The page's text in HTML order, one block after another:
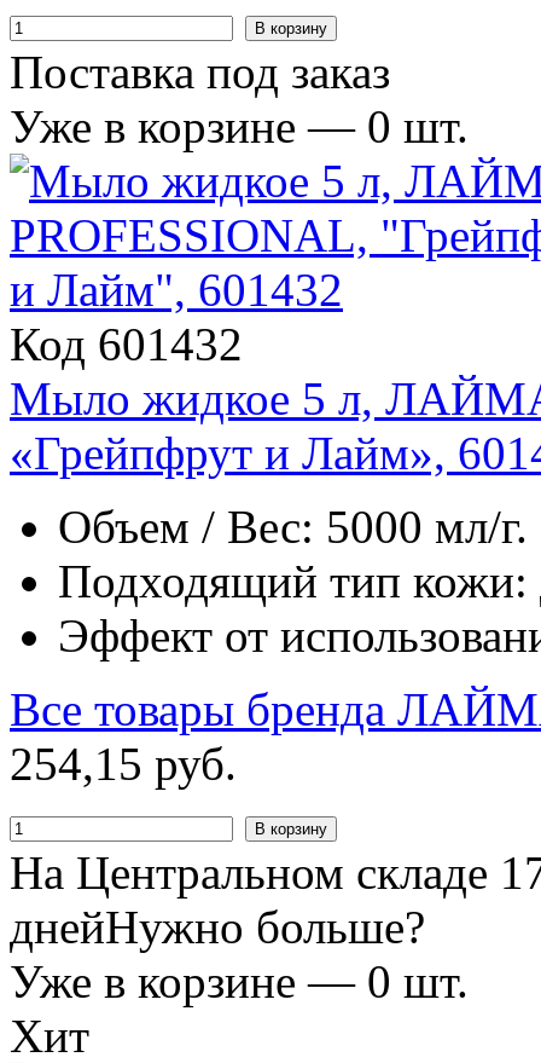
В корзину
Поставка под заказ
Уже в корзине — 0 шт.
Код 601432
Мыло жидкое 5 л,
«Грейпфрут и Лайм»,
Объем / Вес: 5000 мл/г.
Подходящий тип кожи:
Эффект от
Все товары бренда
254,15 руб.
В корзину
На Центральном складе
днейНужно больше?
Уже в корзине — 0 шт.
Хит